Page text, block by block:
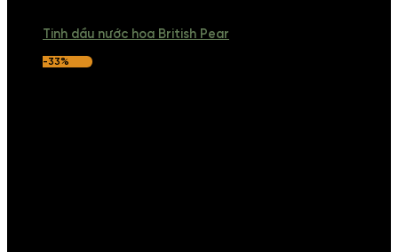
Tinh dầu nước hoa British Pear
-33%